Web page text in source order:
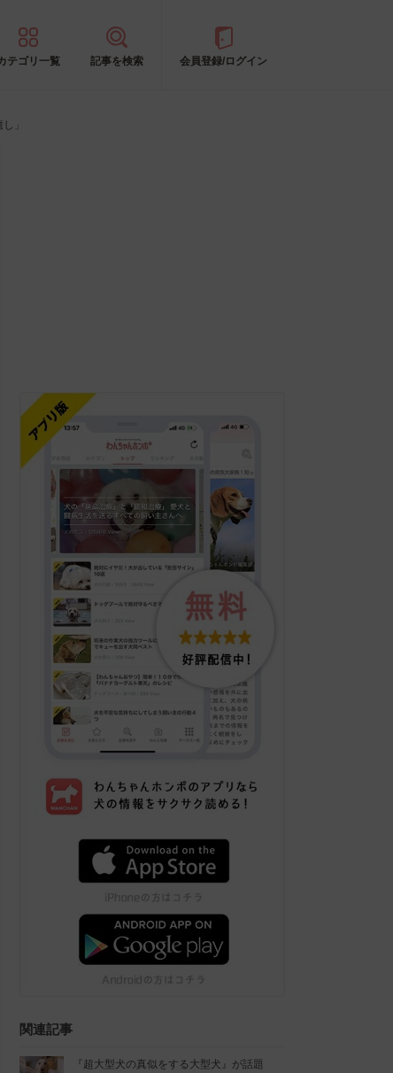
テゴリ一覧 記事を検索 会員登録/ログイン
」
関連記事
『超大型犬の真似をする大型犬』が話題